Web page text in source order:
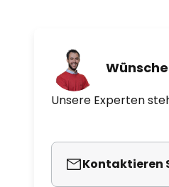
Unsere Experten
Kontaktieren